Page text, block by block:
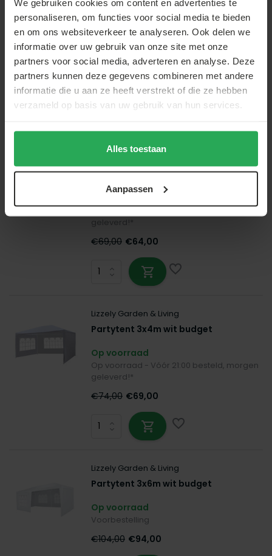
We gebruiken cookies om content en advertenties te
personaliseren, om functies voor social media te bieden
en om ons websiteverkeer te analyseren. Ook delen we
informatie over uw gebruik van onze site met onze
partners voor social media, adverteren en analyse. Deze
partners kunnen deze gegevens combineren met andere
informatie die u aan ze heeft verstrekt of die ze hebben
verzameld op basis van uw gebruik van hun services.
Alles toestaan
Aanpassen
Lizzely Garden & Living
Partytent 3x4m donkergrijs budget
Op voorraad
Op voorraad - Vóór 21:00 besteld, morgen
geleverd!*
€69,00 €64,00
Partytent 3x4m donkerblauw budget
Op voorraad - Vóór 21:00 besteld, morgen
geleverd!*
€69,00 €64,00
Lizzely Garden & Living
Partytent 3x4m wit budget
Op voorraad
Op voorraad - Vóór 21:00 besteld, morgen
geleverd!*
€74,00 €69,00
Lizzely Garden & Living
Partytent 3x6m wit budget
Op voorraad
Voorbestelling
€104,00 €94,00